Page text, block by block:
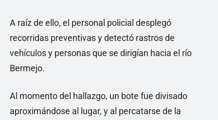
A raíz de ello, el personal policial desplegó
recorridas preventivas y detectó rastros de
vehículos y personas que se dirigían hacia el río
Bermejo.
Al momento del hallazgo, un bote fue divisado
aproximándose al lugar, y al percatarse de la